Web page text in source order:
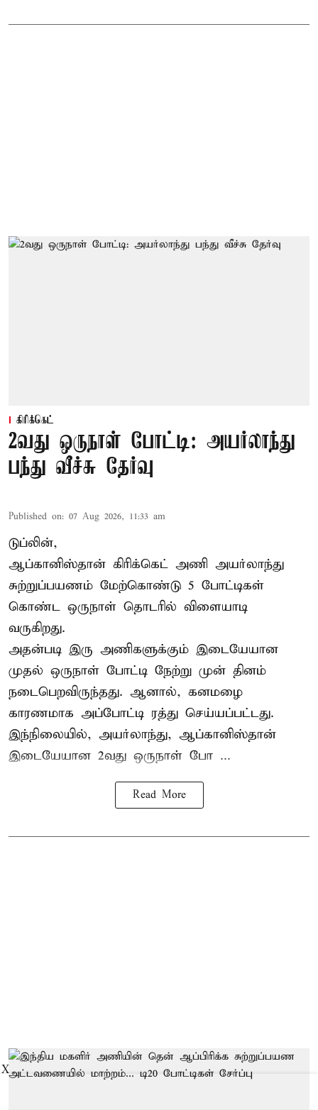
கிரிக்கெட்
2வது ஒருநாள் போட்டி: அயர்லாந்து
பந்து வீச்சு தேர்வு
Published on: 07 Aug 2026, 11:33 am
டுப்லின்,
ஆப்கானிஸ்தான் கிரிக்கெட் அணி அயர்லாந்து
சுற்றுப்பயணம் மேற்கொண்டு 5 போட்டிகள்
கொண்ட ஒருநாள் தொடரில் விளையாடி
வருகிறது.
அதன்படி இரு அணிகளுக்கும் இடையேயான
முதல் ஒருநாள் போட்டி நேற்று முன் தினம்
நடைபெறவிருந்தது. ஆனால், கனமழை
காரணமாக அப்போட்டி ரத்து செய்யப்பட்டது.
இந்நிலையில், அயர்லாந்து, ஆப்கானிஸ்தான்
இடையேயான 2வது ஒருநாள் போ ...
Read More
X